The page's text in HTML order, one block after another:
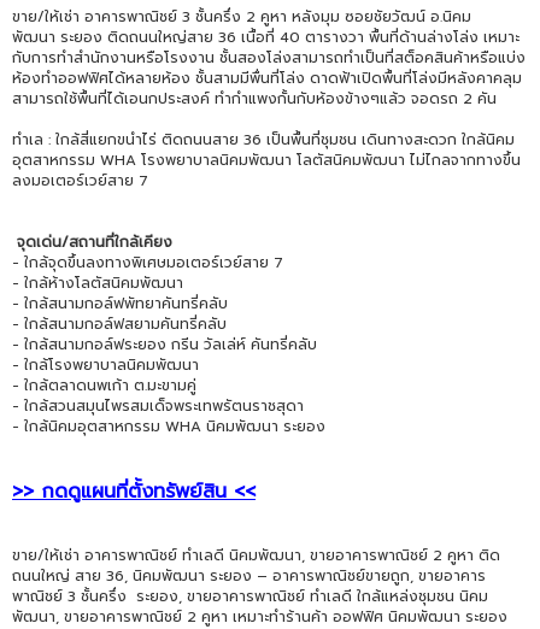
ขาย/ให้เช่า อาคารพาณิชย์ 3 ชั้นครึ่ง 2 คูหา หลังมุม ซอยชัยวัฒน์ อ.นิคม
พัฒนา ระยอง ติดถนนใหญ่สาย 36 เนื้อที่ 40 ตารางวา พื้นที่ด้านล่างโล่ง เหมาะ
กับการทำสำนักงานหรือโรงงาน ชั้นสองโล่งสามารถทำเป็นที่สต็อคสินค้าหรือแบ่ง
ห้องทำออฟฟิศได้หลายห้อง ชั้นสามมีพื่นที่โล่ง ดาดฟ้าเปิดพื้นที่โล่งมีหลังคาคลุม
สามารถใช้พื้นที่ได้เอนกประสงค์ ทำกำแพงกั้นกับห้องข้างๆแล้ว จอดรถ 2 คัน
ทำเล : ใกล้สี่แยกขนำไร่ ติดถนนสาย 36 เป็นพื้นที่ชุมชน เดินทางสะดวก ใกล้นิคม
อุตสาหกรรม WHA โรงพยาบาลนิคมพัฒนา โลตัสนิคมพัฒนา ไม่ไกลจากทางขึ้น
ลงมอเตอร์เวย์สาย 7
จุดเด่น/สถานที่ใกล้เคียง
- ใกล้จุดขึ้นลงทางพิเศษมอเตอร์เวย์สาย 7
- ใกล้ห้างโลตัสนิคมพัฒนา
- ใกล้สนามกอล์ฟพัทยาคันทรี่คลับ
- ใกล้สนามกอล์ฟสยามคันทรี่คลับ
- ใกล้สนามกอล์ฟระยอง กรีน วัลเล่ห์ คันทรี่คลับ
- ใกล้โรงพยาบาลนิคมพัฒนา
- ใกล้ตลาดนพเก้า ต.มะขามคู่
- ใกล้สวนสมุนไพรสมเด็จพระเทพรัตนราชสุดา
- ใกล้นิคมอุตสาหกรรม WHA นิคมพัฒนา ระยอง
>> กดดูแผนที่ตั้งทรัพย์สิน <<
ขาย/ให้เช่า อาคารพาณิชย์ ทำเลดี นิคมพัฒนา, ขายอาคารพาณิชย์ 2 คูหา ติด
ถนนใหญ่ สาย 36, นิคมพัฒนา ระยอง – อาคารพาณิชย์ขายถูก, ขายอาคาร
พาณิชย์ 3 ชั้นครึ่ง ระยอง, ขายอาคารพาณิชย์ ทำเลดี ใกล้แหล่งชุมชน นิคม
พัฒนา, ขายอาคารพาณิชย์ 2 คูหา เหมาะทำร้านค้า ออฟฟิศ นิคมพัฒนา ระยอง